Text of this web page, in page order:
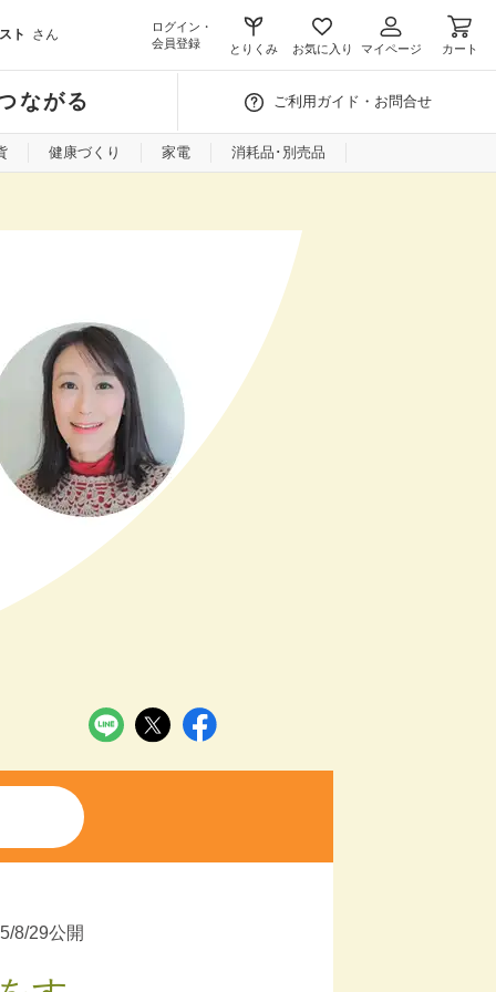
ト さん
ログイン・
会員登録
とりくみ お気に入り マイページ カート
ながる ご利用ガイド・お問合せ
健康づくり 家電 消耗品･別売品
8/29公開